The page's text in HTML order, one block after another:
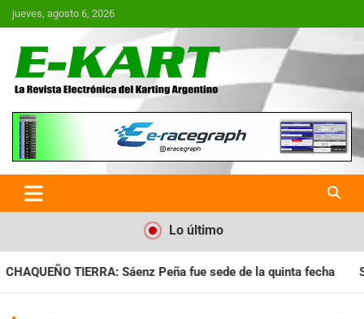
Saltar
al
jueves, agosto 6, 2026
E-Kart.com.ar | La Revista
Electrónica del Karting en
Argentina
Lo último
fue sede de la quinta fecha SANTIAGUEÑO: Se cumplió con